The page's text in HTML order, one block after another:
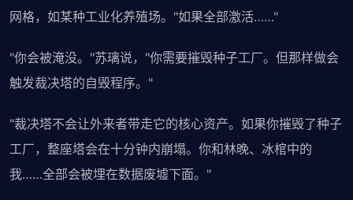
网格，如某种工业化养殖场。"如果全部激活……"
"你会被淹没。"苏璃说，"你需要摧毁种子工厂。但那样做会
触发裁决塔的自毁程序。"
"裁决塔不会让外来者带走它的核心资产。如果你摧毁了种子
工厂，整座塔会在十分钟内崩塌。你和林晚、冰棺中的
我……全部会被埋在数据废墟下面。"